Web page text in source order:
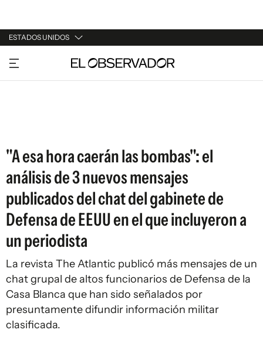
ESTADOS UNIDOS
URUGUAY
ARGENTINA
"A esa hora caerán las bombas": el
análisis de 3 nuevos mensajes
publicados del chat del gabinete de
Defensa de EEUU en el que incluyeron a
un periodista
La revista The Atlantic publicó más mensajes de un
chat grupal de altos funcionarios de Defensa de la
Casa Blanca que han sido señalados por
presuntamente difundir información militar
clasificada.